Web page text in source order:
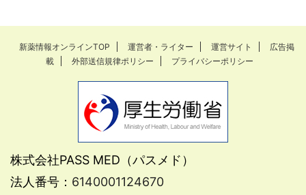
新薬情報オンラインTOP 運営者・ライター 運営サイト
広告掲
載
外部送信規律ポリシー プライバシーポリシー
株式会社PASS MED（パスメド）
法人番号： 6140001124670